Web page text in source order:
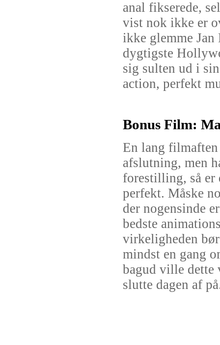
anal fikserede,
vist nok ikke er
ikke glemme Jan
dygtigste
sig sulten ud i
action, perfekt
Bonus Film:
En lang
afslutning, men
forestilling, så er
perfekt. Måske
der nogensinde
bedste
virkeligheden
mindst en gang
bagud ville dette
slutte dagen af